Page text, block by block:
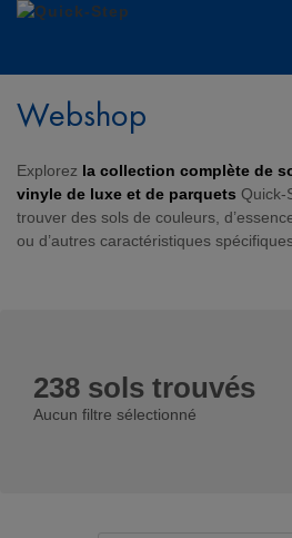
Webshop
Explorez la collection complète de
vinyle de luxe et de parquets Quick-
trouver des sols de couleurs,
ou d’autres caractéristiques
238 sols trouvés
Aucun filtre sélectionné